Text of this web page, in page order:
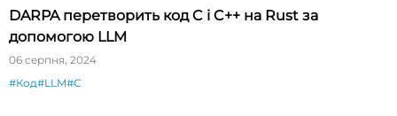
DARPA перетворить код C і C++ на Rust за
допомогою LLM
06 серпня, 2024
#Код#LLM#C